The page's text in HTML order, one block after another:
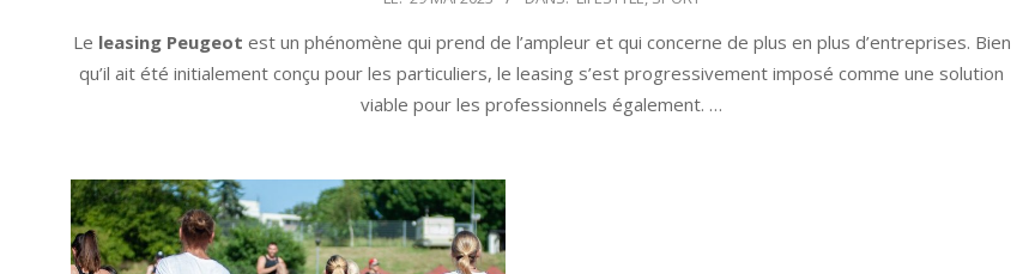
Le leasing Peugeot est un phénomène qui prend de l’ampleur et qui concerne de plus en plus d’entreprises. Bien
qu’il ait été initialement conçu pour les particuliers, le leasing s’est progressivement imposé comme une solution
viable pour les professionnels également. …